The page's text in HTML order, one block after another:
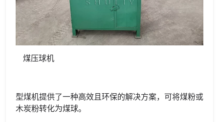
煤压球机
型煤机提供了一种高效且环保的解决方案，可将煤粉或
木炭粉转化为煤球。